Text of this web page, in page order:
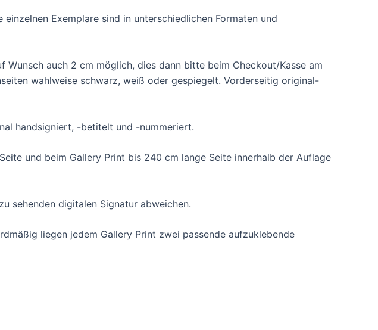
Exemplare sind in unterschiedlichen Formaten und
Wunsch auch 2 cm möglich, dies dann bitte beim Checkout/Kasse am
wahlweise schwarz, weiß oder gespiegelt. Vorderseitig original-
handsigniert, -betitelt und -nummeriert.
und beim Gallery Print bis 240 cm lange Seite innerhalb der Auflage
sehenden digitalen Signatur abweichen.
liegen jedem Gallery Print zwei passende aufzuklebende